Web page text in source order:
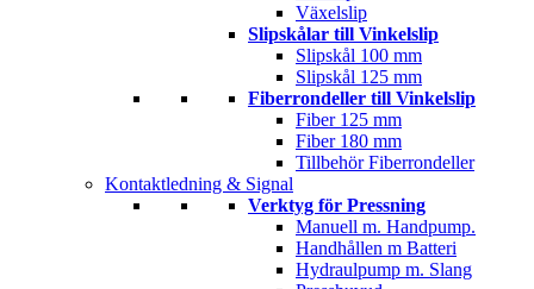
Växelslip
Slipskålar till Vinkelslip
Slipskål 100 mm
Slipskål 125 mm
Fiberrondeller till Vinkelslip
Fiber 125 mm
Fiber 180 mm
Tillbehör Fiberrondeller
Kontaktledning & Signal
Verktyg för Pressning
Manuell m. Handpump.
Handhållen m Batteri
Hydraulpump m. Slang